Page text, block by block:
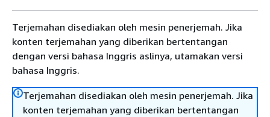
Terjemahan disediakan oleh mesin penerjemah. Jika
konten terjemahan yang diberikan bertentangan
dengan versi bahasa Inggris aslinya, utamakan versi
bahasa Inggris.
Terjemahan disediakan oleh mesin penerjemah. Jika
konten terjemahan yang diberikan bertentangan